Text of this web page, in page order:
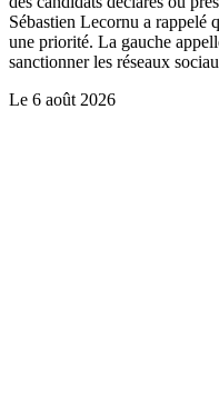
Sébastien Lecornu a rappelé
une priorité. La gauche
sanctionner les réseaux
Le 6 août 2026